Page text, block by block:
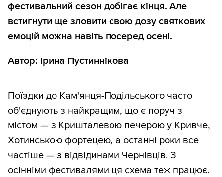
фестивальний сезон добігає кінця. Але
встигнути ще зловити свою дозу святкових
емоцій можна навіть посеред осені.
Автор: Ірина Пустиннікова
Поїздки до Кам'янця-Подільського часто
об'єднують з найкращим, що є поруч з
містом — з Кришталевою печерою у Кривче,
Хотинською фортецею, а останні роки все
частіше — з відвідинами Чернівців. З
осінніми фестивалями ця схема теж працює.